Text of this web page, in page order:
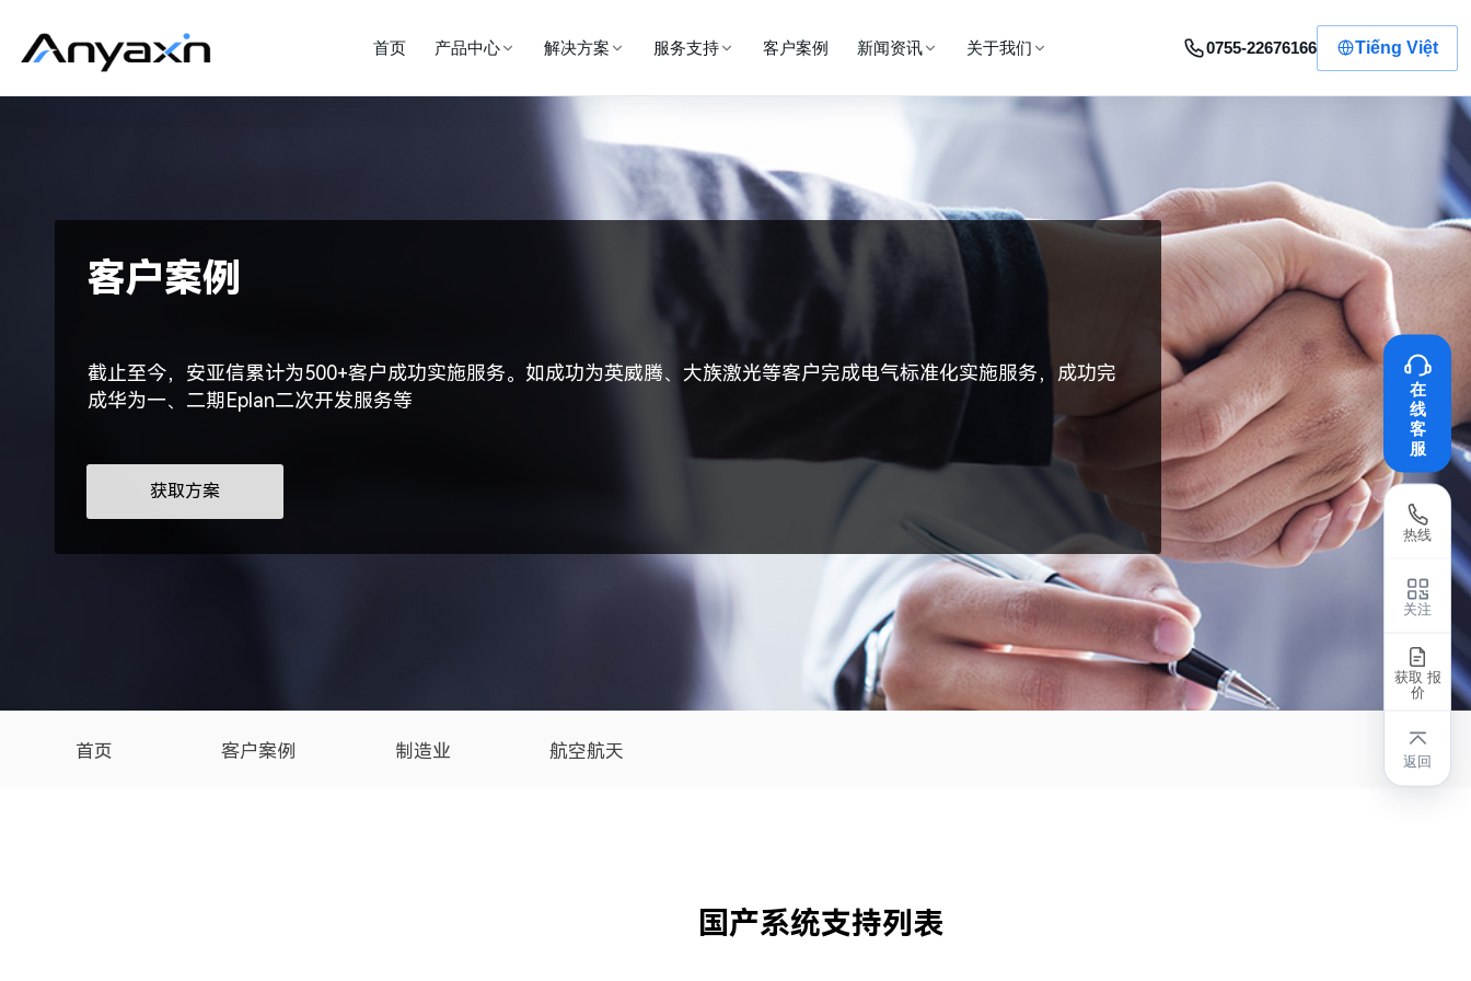
客户案例
截止至今，安亚信累计为500+客户成功实施服务。 如成功为英威腾、大族激光等客户完成电气标准化实施服务，成功完
成华为一、二期Eplan二次开发服务等
获取方案
首页 客户案例 制造业 航空航天
国产系统支持列表
首页 产品中心 解决方案 服务支持 客户案例 新闻资讯 关于我们 0755-22676166 Tiếng Việt
在
线
客
服
热线
关注
获取 报
价
返回